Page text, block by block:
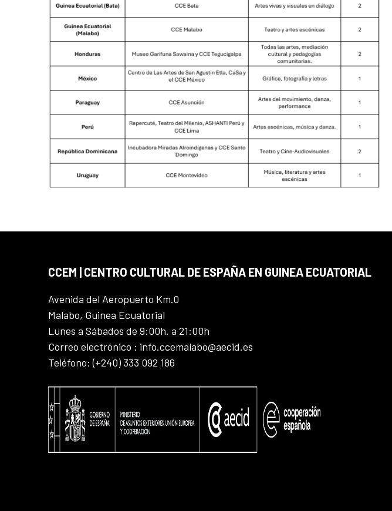
CCEM | CENTRO CULTURAL DE ESPAÑA EN GUINEA ECUATORIAL
Avenida del Aeropuerto Km.0
Malabo, Guinea Ecuatorial
Lunes a Sábados de 9:00h. a 21:00h
Correo electrónico : info.ccemalabo@aecid.es
Teléfono: (+240) 333 092 186